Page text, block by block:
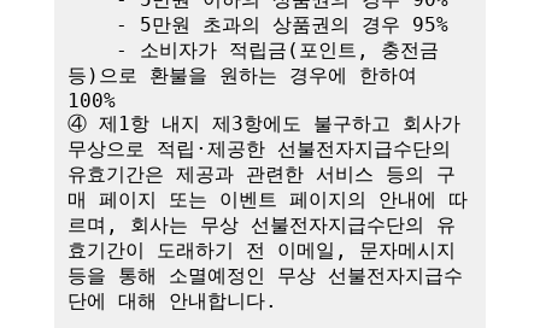
등)으로 환불을 원하는 경우에 한하여
100%
④ 제1항 내지 제3항에도 불구하고 회사가
무상으로 적립·제공한 선불전자지급수단의
유효기간은 제공과 관련한 서비스 등의 구
매 페이지 또는 이벤트 페이지의 안내에 따
르며, 회사는 무상 선불전자지급수단의 유
효기간이 도래하기 전 이메일, 문자메시지
등을 통해 소멸예정인 무상 선불전자지급수
단에 대해 안내합니다.